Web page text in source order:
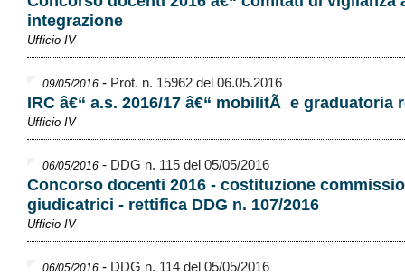
integrazione
Ufficio IV
09/05/2016 - Prot. n. 15962 del 06.05.2016
IRC â€“ a.s. 2016/17 â€“ mobilitÃ e graduatoria
Ufficio IV
06/05/2016 - DDG n. 115 del 05/05/2016
Concorso docenti 2016 - costituzione
giudicatrici - rettifica DDG n. 107/2016
Ufficio IV
06/05/2016 - DDG n. 114 del 05/05/2016